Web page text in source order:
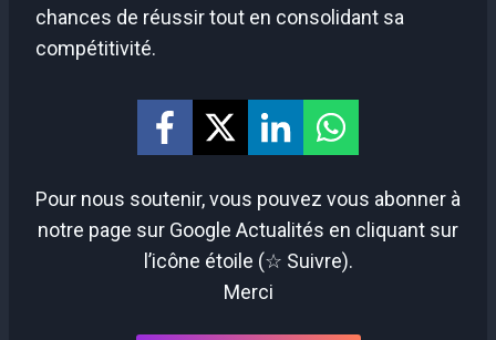
chances de réussir tout en consolidant sa
compétitivité.
Pour nous soutenir, vous pouvez vous abonner à
notre page sur Google Actualités en cliquant sur
l’icône étoile (☆ Suivre).
Merci